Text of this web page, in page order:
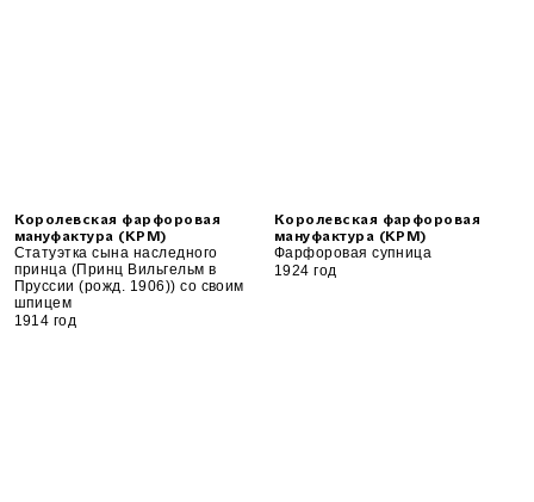
Королевская фарфоровая
мануфактура (KPM)
Статуэтка сына наследного
принца (Принц Вильгельм в
Пруссии (рожд. 1906)) со своим
шпицем
1914 год
Королевская фарфоровая
мануфактура (KPM)
Фарфоровая супница
1924 год